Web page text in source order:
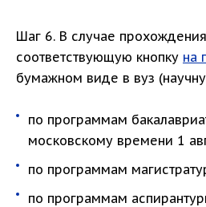
Шаг 6. В случае
соответствующую кнопку на
бумажном виде в вуз
по программам
московскому времени 1
по программам
по программам